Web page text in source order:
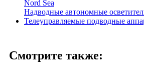
Nord Sea
Надводные автономные
Телеуправляемые подводные
Смотрите также: